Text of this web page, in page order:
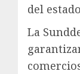
del
La